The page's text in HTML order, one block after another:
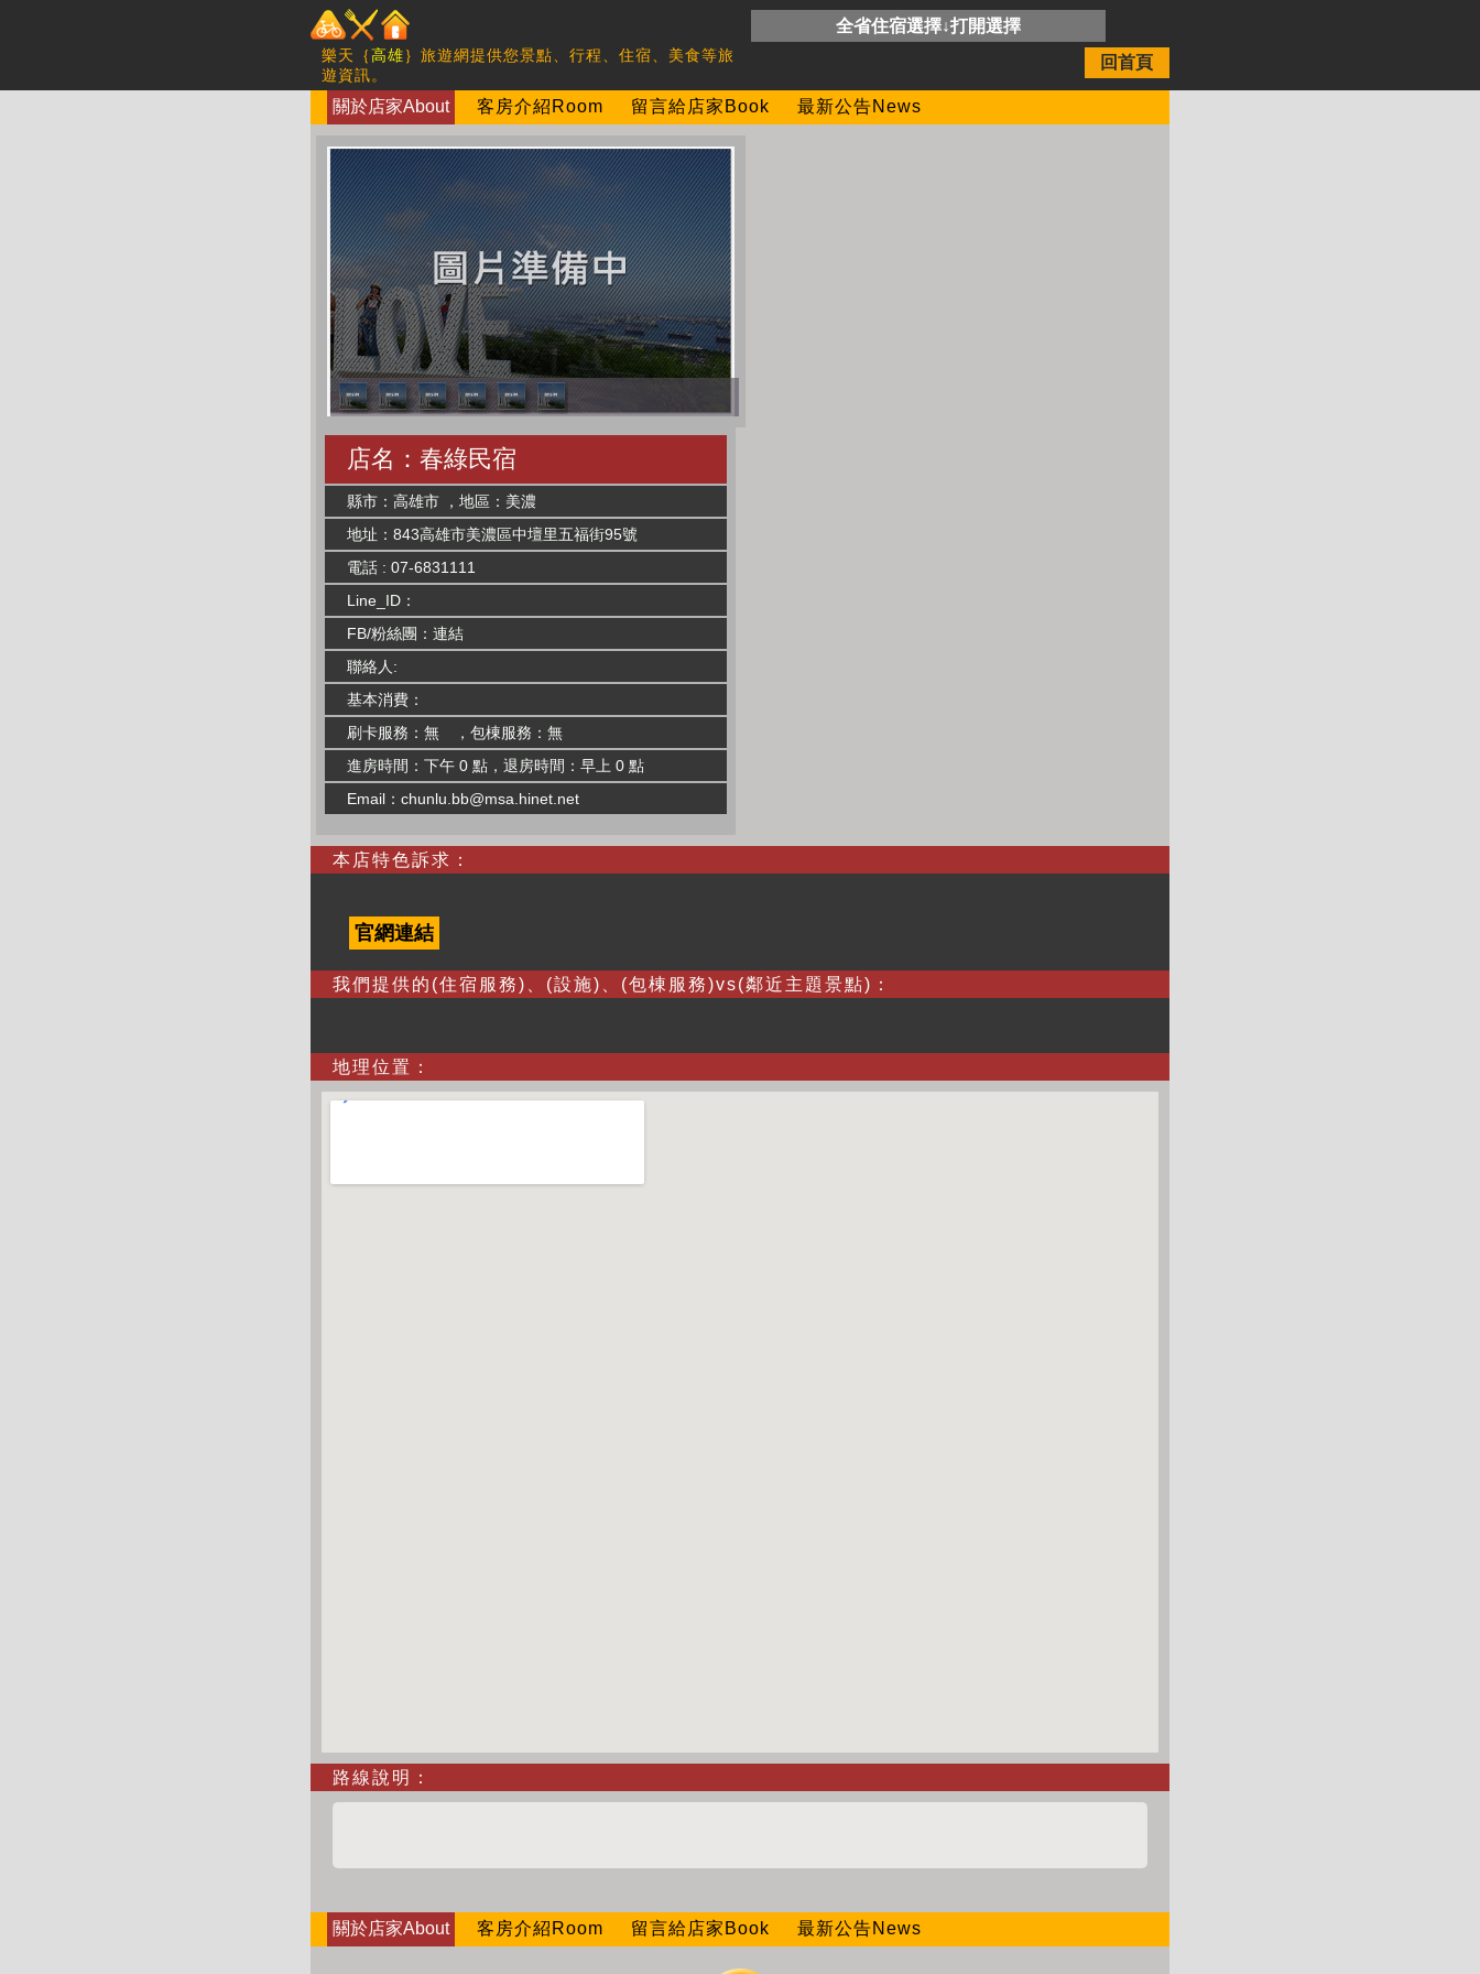
樂天｛高雄｝旅遊網提供您景點、行程、住宿、美食等旅
遊資訊。
全省住宿選擇↓打開選擇
回首頁
關於店家About 客房介紹Room 留言給店家Book 最新公告News
店名：春綠民宿
縣市：高雄市 ，地區：美濃
地址：843高雄市美濃區中壇里五福街95號
電話 : 07-6831111
Line_ID：
FB/粉絲團：連結
聯絡人:
基本消費：
刷卡服務：無 ，包棟服務：無
進房時間：下午 0 點，退房時間：早上 0 點
Email：chunlu.bb@msa.hinet.net
本店特色訴求：
官網連結
我們提供的(住宿服務)、(設施)、(包棟服務)vs(鄰近主題景點)：
地理位置：
路線說明：
關於店家About 客房介紹Room 留言給店家Book 最新公告News